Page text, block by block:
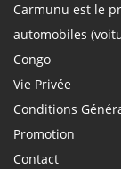
Carmunu est le
automobiles
Congo
Vie Privée
Conditions
Promotion
Contact